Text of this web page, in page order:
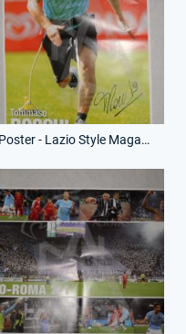
Poster - Lazio Style Magazine - Settembre 2011 - Tommaso Rocchi